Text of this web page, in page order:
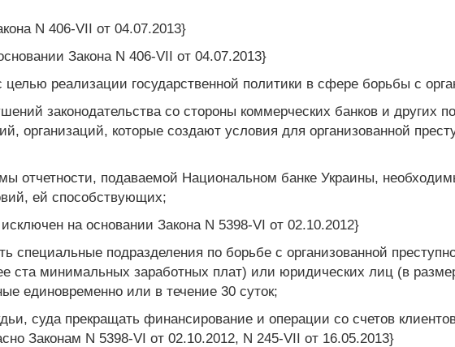
N 406-VII от 04.07.2013}
Закона N 406-VII от 04.07.2013}
реализации государственной политики в сфере борьбы с
законодательства со стороны коммерческих банков и других
организаций, которые создают условия для организованной
отчетности, подаваемой Национальном банке Украины,
ей способствующих;
на основании Закона N 5398-VI от 02.10.2012}
специальные подразделения по борьбе с организованной
ста минимальных заработных плат) или юридических лиц (в
единовременно или в течение 30 суток;
суда прекращать финансирование и операции со счетов
Законам N 5398-VI от 02.10.2012, N 245-VII от 16.05.2013}